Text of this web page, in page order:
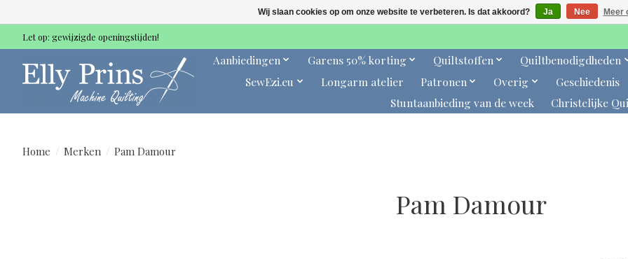
Let op: gewijzigde openingstijden!
Aanbiedingen Garens 50% korting Quiltstoffen Quiltbenodigdheden
SewEzi.eu
Longarm atelier Patronen Overig Geschiedenis
Stuntaanbieding van de week
Christelijke
Home / Merken / Pam Damour
Pam Damour
Wij slaan cookies op om onze website te verbeteren. Is dat akkoord? Ja Nee Meer